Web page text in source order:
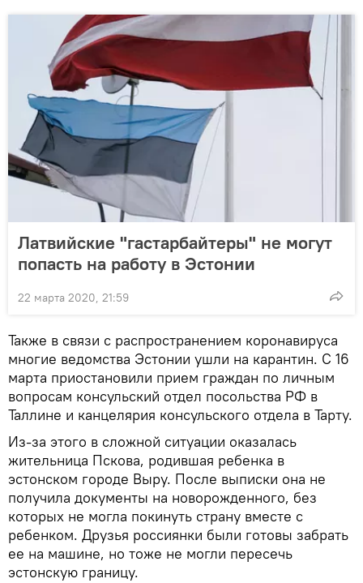
Латвийские "гастарбайтеры" не могут
попасть на работу в Эстонии
22 марта 2020, 21:59
Также в связи с распространением коронавируса
многие ведомства Эстонии ушли на карантин. С 16
марта приостановили прием граждан по личным
вопросам консульский отдел посольства РФ в
Таллине и канцелярия консульского отдела в Тарту.
Из-за этого в сложной ситуации оказалась
жительница Пскова, родившая ребенка в
эстонском городе Выру. После выписки она не
получила документы на новорожденного, без
которых не могла покинуть страну вместе с
ребенком. Друзья россиянки были готовы забрать
ее на машине, но тоже не могли пересечь
эстонскую границу.